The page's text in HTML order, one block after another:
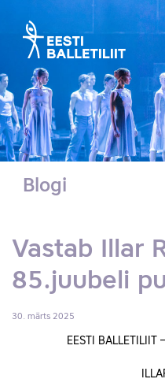
Blogi
Vastab Illar
85.juubeli
30. märts 2025
EESTI